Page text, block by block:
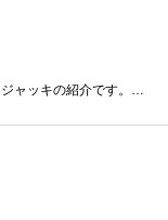
ャッキの紹介です。…